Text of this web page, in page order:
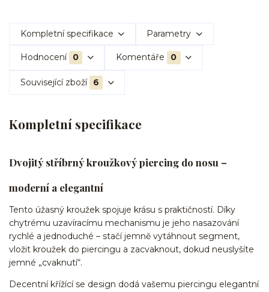
Kompletní specifikace Parametry
Hodnocení 0 Komentáře 0
Související zboží 6
Kompletní specifikace
Dvojitý stříbrný kroužkový piercing do nosu –
moderní a elegantní
Tento úžasný kroužek spojuje krásu s praktičností. Díky
chytrému uzavíracímu mechanismu je jeho nasazování
rychlé a jednoduché – stačí jemně vytáhnout segment,
vložit kroužek do piercingu a zacvaknout, dokud neuslyšíte
jemné „cvaknutí“.
Decentní křížící se design dodá vašemu piercingu elegantní